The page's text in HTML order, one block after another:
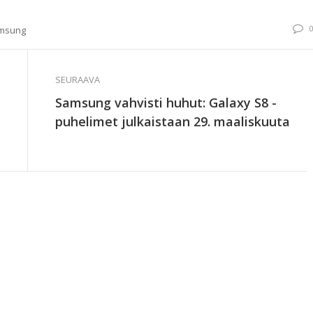
0
SEURAAVA
Samsung vahvisti huhut: Galaxy S8 -
puhelimet julkaistaan 29. maaliskuuta